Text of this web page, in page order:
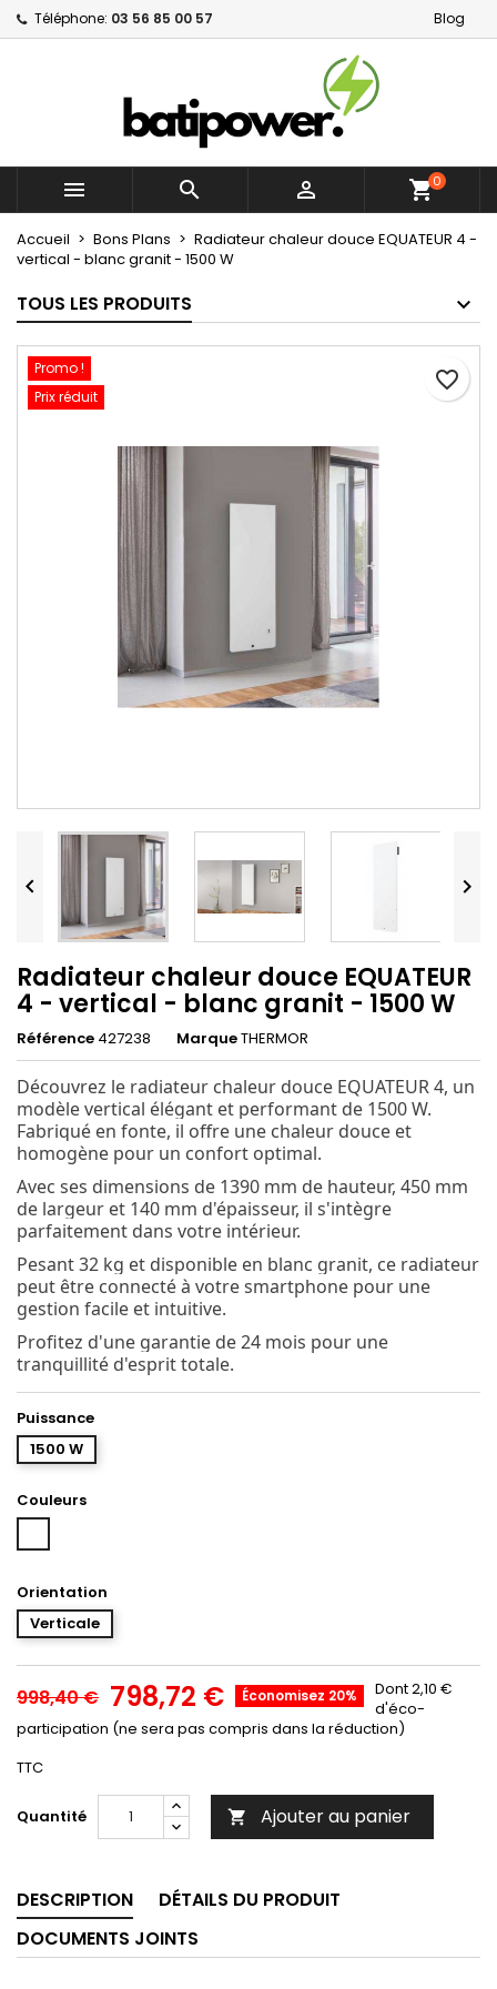
Téléphone: 03 56 85 00 57 Blog
   shopping_cart0
Accueil Bons Plans
Radiateur chaleur douce EQUATEUR 4 -
vertical - blanc granit - 1500 W
TOUS LES PRODUITS
favorite_border
Promo !
Prix réduit
 
Radiateur chaleur douce EQUATEUR
4 - vertical - blanc granit - 1500 W
Référence 427238 MarqueTHERMOR
Découvrez le radiateur chaleur douce EQUATEUR 4, un
modèle vertical élégant et performant de 1500 W.
Fabriqué en fonte, il offre une chaleur douce et
homogène pour un confort optimal.
Avec ses dimensions de 1390 mm de hauteur, 450 mm
de largeur et 140 mm d'épaisseur, il s'intègre
parfaitement dans votre intérieur.
Pesant 32 kg et disponible en blanc granit, ce radiateur
peut être connecté à votre smartphone pour une
gestion facile et intuitive.
Profitez d'une garantie de 24 mois pour une
tranquillité d'esprit totale.
Puissance
1500 W
Couleurs
Orientation
Verticale
998,40 € 798,72 € Économisez 20%
Dont 2,10 €
d'éco-
participation (ne sera pas compris dans la réduction)
TTC
Quantité  Ajouter au panier
DESCRIPTION
DÉTAILS DU PRODUIT
DOCUMENTS JOINTS
Mes listes d'envies ×
Créer une nouvelle liste
Créer une liste d'envies ×
Nom de la liste d'envies
Annuler Créer une liste d'envies
Connexion ×
Vous devez être connecté pour ajouter des produits
à votre liste d'envies.
Annuler Connexion